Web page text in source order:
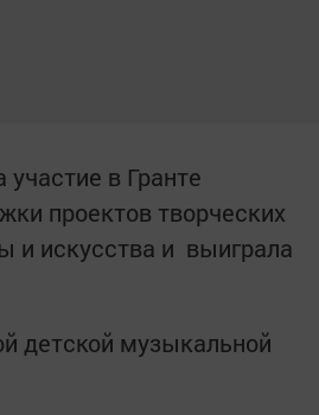
в Гранте
проектов творческих
и искусства и выиграла
детской музыкальной